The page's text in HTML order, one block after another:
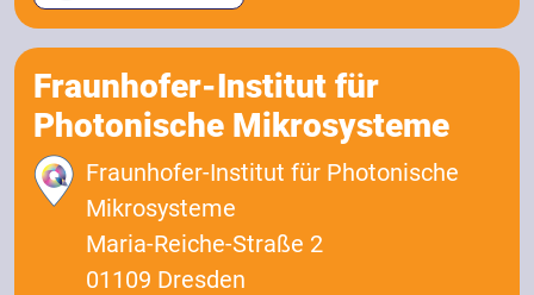
Fraunhofer-Institut für
Photonische Mikrosysteme
Fraunhofer-Institut für Photonische
Mikrosysteme
Maria-Reiche-Straße 2
01109 Dresden